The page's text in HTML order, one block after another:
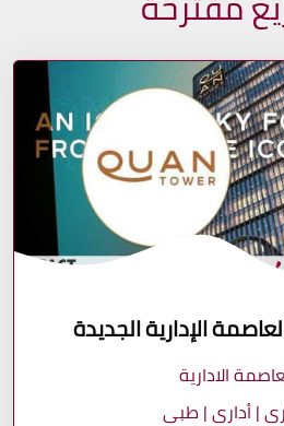
الإدارية الجديدة
الادارية
| أدارى | طبى